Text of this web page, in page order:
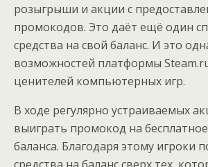
розыгрыши и акции с
промокодов. Это даёт ещё один
средства на свой баланс. И это
возможностей платформы
ценителей компьютерных игр.
В ходе регулярно устраиваемых
выиграть промокод на
баланса. Благодаря этому игроки
средства на баланс сверх тех,